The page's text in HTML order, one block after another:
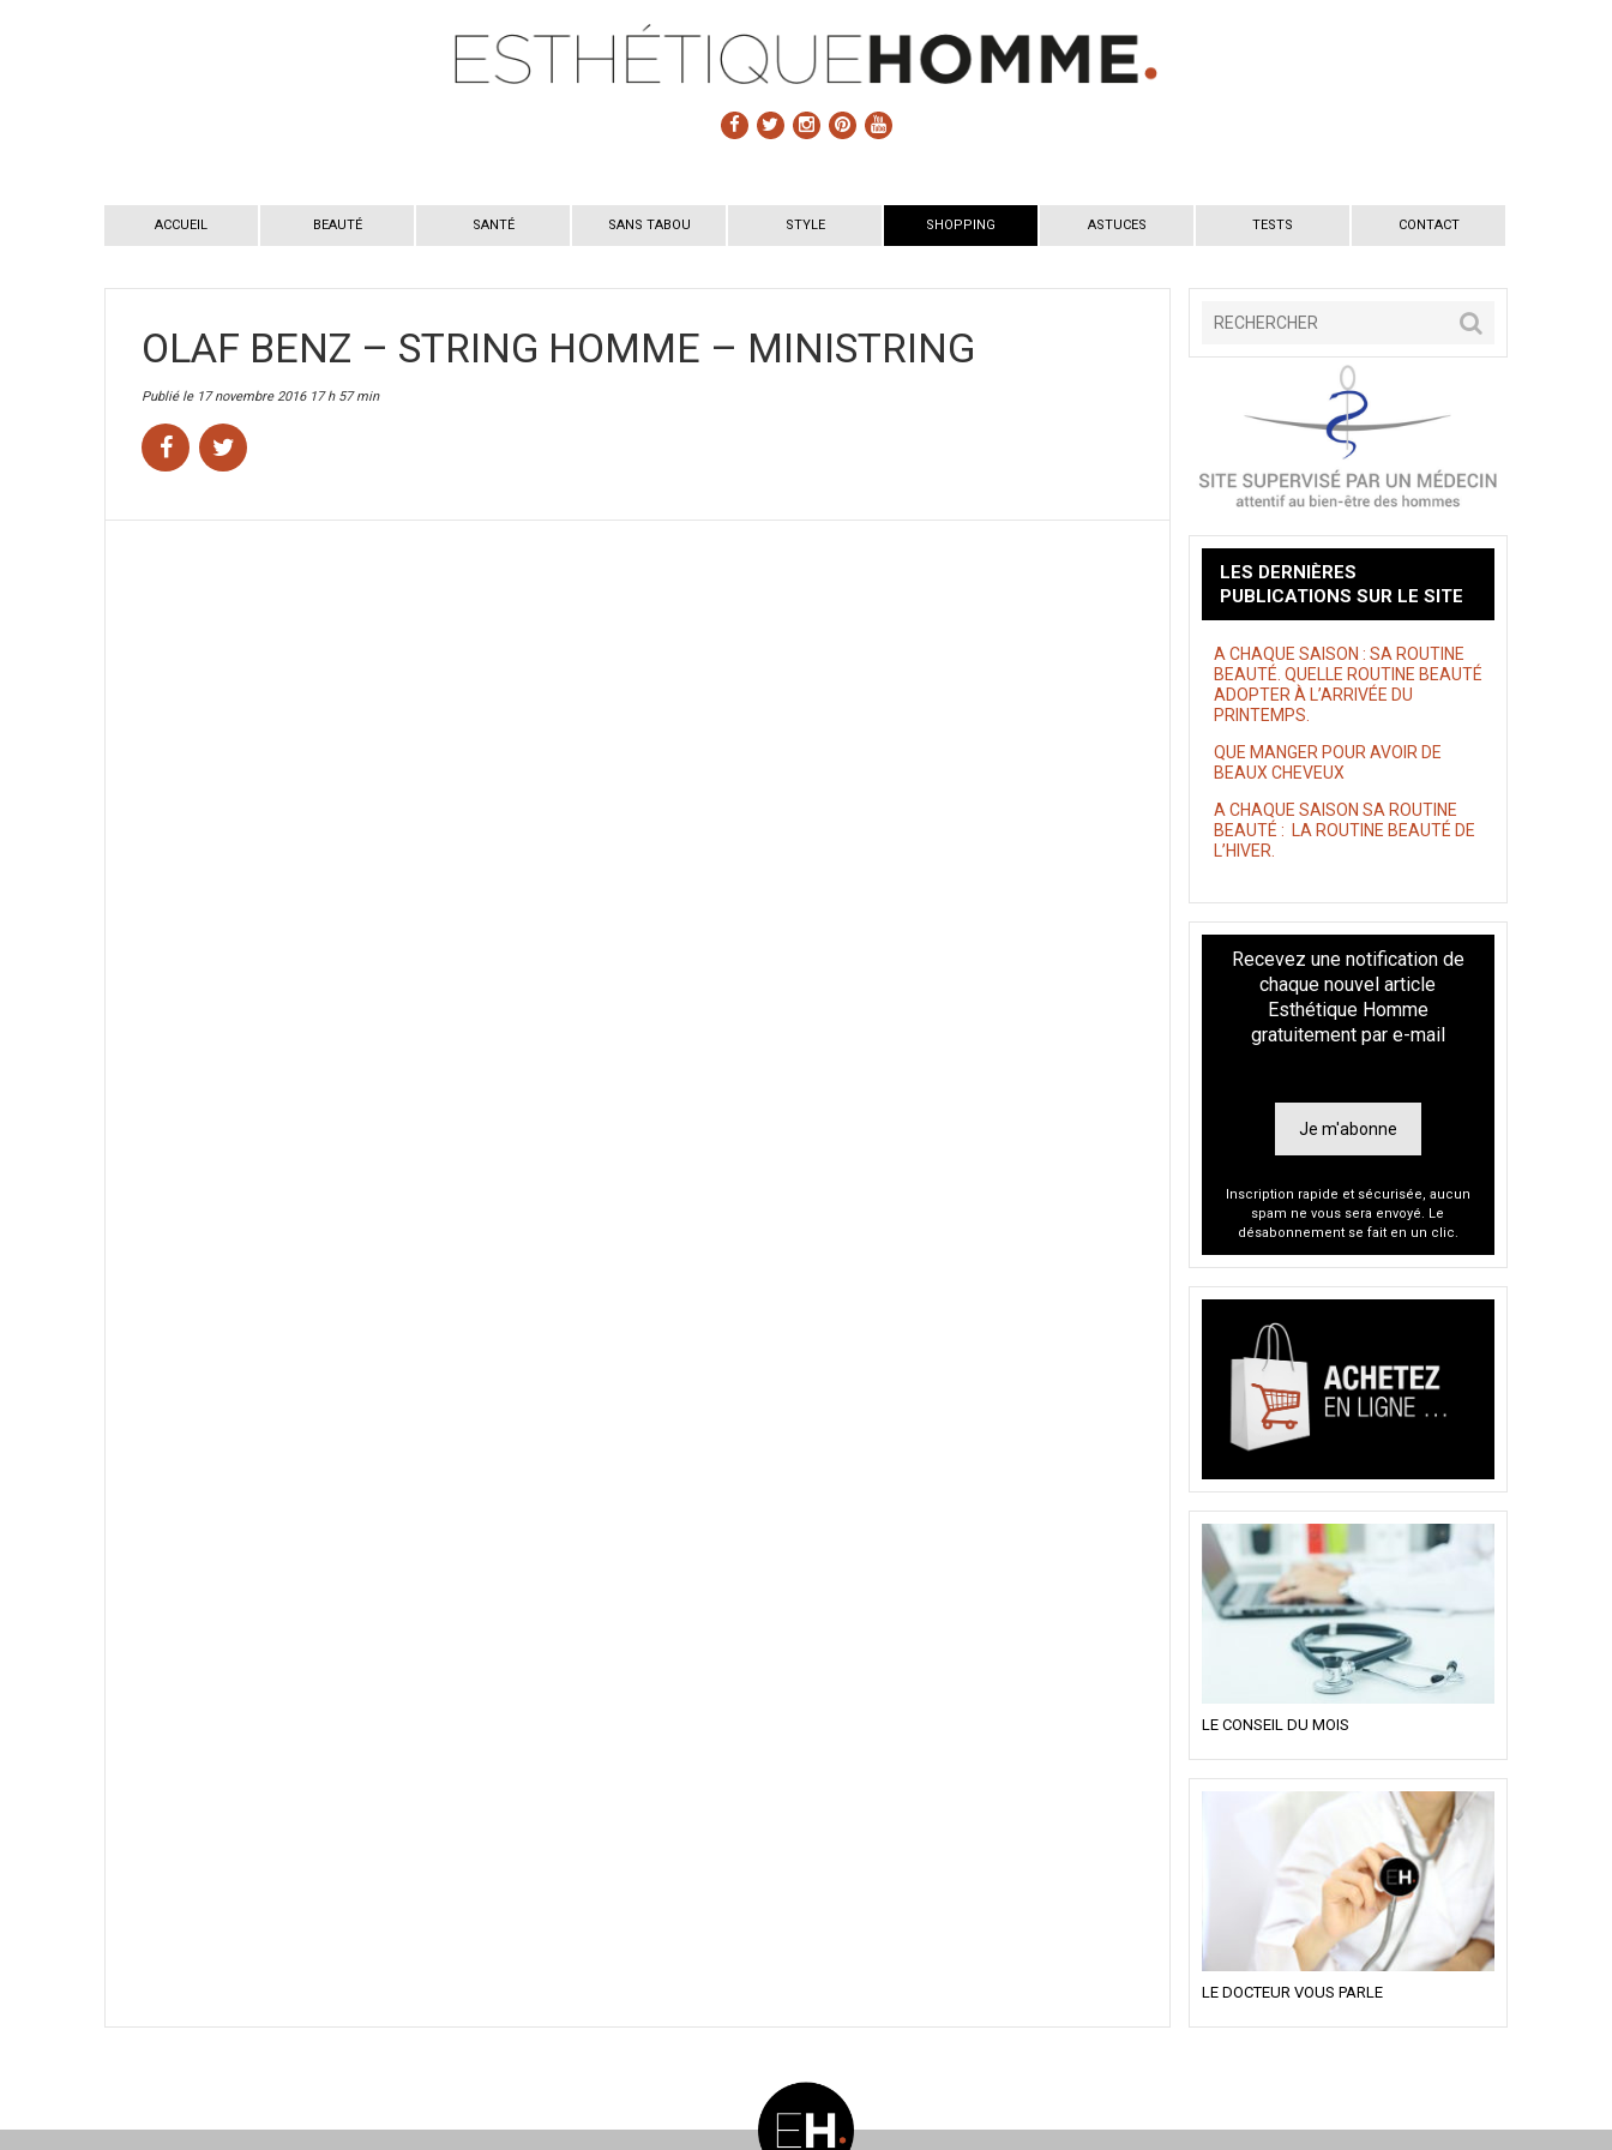
ACCUEIL BEAUTÉ SANTÉ SANS TABOU STYLE SHOPPING ASTUCES TESTS CONTACT
OLAF BENZ – STRING HOMME – MINISTRING
Publié le 17 novembre 2016 17 h 57 min
LES DERNIÈRES
PUBLICATIONS SUR LE SITE
A CHAQUE SAISON : SA ROUTINE
BEAUTÉ. QUELLE ROUTINE BEAUTÉ
ADOPTER À L’ARRIVÉE DU
PRINTEMPS.
QUE MANGER POUR AVOIR DE
BEAUX CHEVEUX
A CHAQUE SAISON SA ROUTINE
BEAUTÉ : LA ROUTINE BEAUTÉ DE
L’HIVER.
Recevez une notification de
chaque nouvel article
Esthétique Homme
gratuitement par e-mail
Je m'abonne
Inscription rapide et sécurisée, aucun
spam ne vous sera envoyé. Le
désabonnement se fait en un clic.
LE CONSEIL DU MOIS
LE DOCTEUR VOUS PARLE